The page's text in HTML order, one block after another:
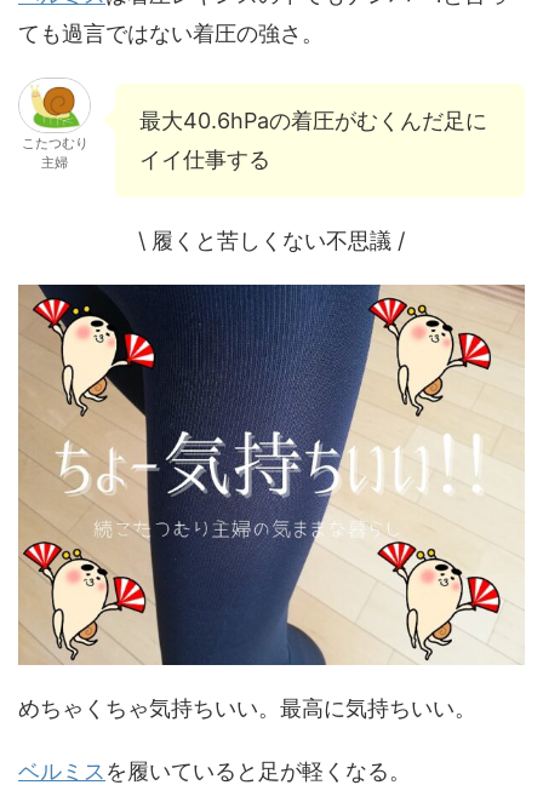
ても過言ではない着圧の強さ。
こたつむり
主婦
最大40.6hPaの着圧がむくんだ足に
イイ仕事する
\ 履くと苦しくない不思議 /
めちゃくちゃ気持ちいい。最高に気持ちいい。
ベルミス を履いていると足が軽くなる。